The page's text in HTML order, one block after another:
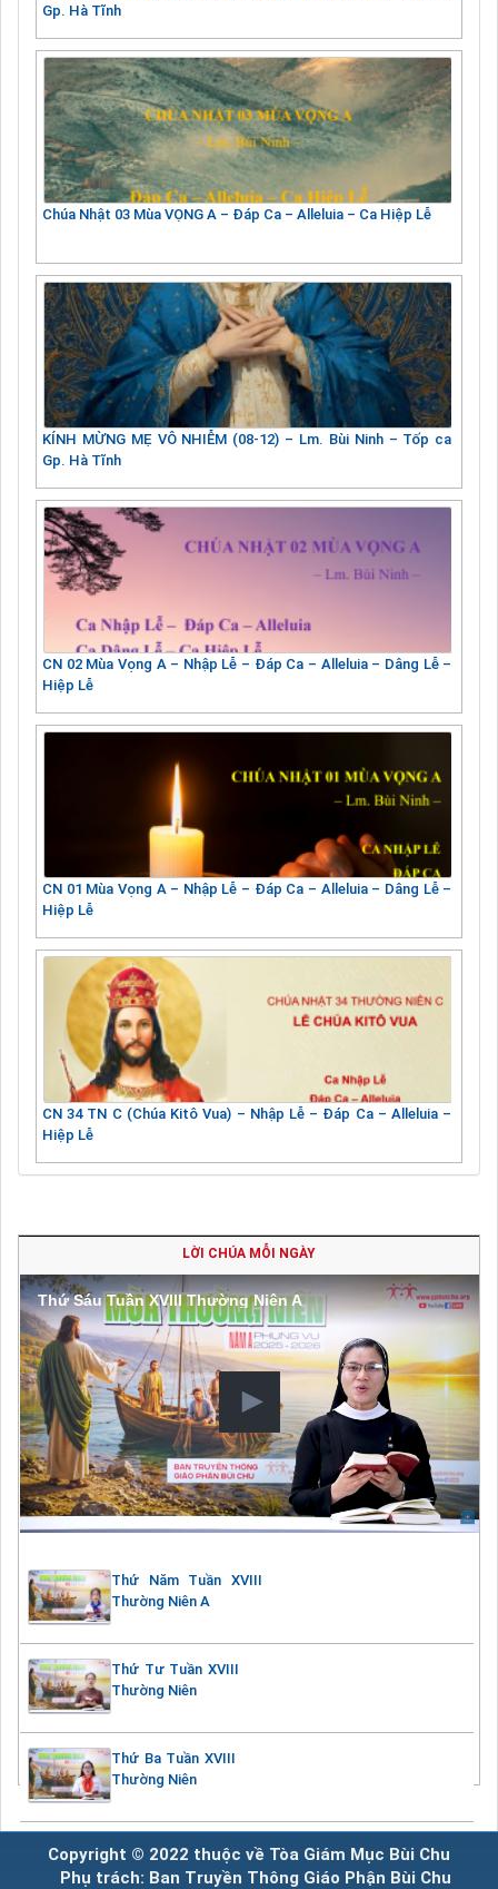
Gp. Hà Tĩnh
Chúa Nhật 03 Mùa VỌNG A – Đáp Ca – Alleluia – Ca Hiệp Lễ
KÍNH MỪNG MẸ VÔ NHIỄM (08-12) – Lm. Bùi Ninh – Tốp ca
Gp. Hà Tĩnh
CN 02 Mùa Vọng A – Nhập Lễ – Đáp Ca – Alleluia – Dâng Lễ –
Hiệp Lễ
CN 01 Mùa Vọng A – Nhập Lễ – Đáp Ca – Alleluia – Dâng Lễ –
Hiệp Lễ
CN 34 TN C (Chúa Kitô Vua) – Nhập Lễ – Đáp Ca – Alleluia –
Hiệp Lễ
LỜI CHÚA MỖI NGÀY
Thứ Sáu Tuần XVIII Thường Niên A
Thứ Năm Tuần XVIII
Thường Niên A
Thứ Tư Tuần XVIII
Thường Niên
Thứ Ba Tuần XVIII
Thường Niên
Copyright © 2022 thuộc về Tòa Giám Mục Bùi Chu
Phụ trách: Ban Truyền Thông Giáo Phận Bùi Chu